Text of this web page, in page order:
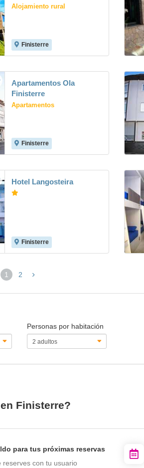
Alojamiento rural
Finisterre
Apartamentos Ola
Finisterre
Apartamentos
Finisterre
Hotel Langosteira
Finisterre
1
(página
2
Personas por habitación
Finisterre?
para tus próximas reservas
reserves con tu usuario